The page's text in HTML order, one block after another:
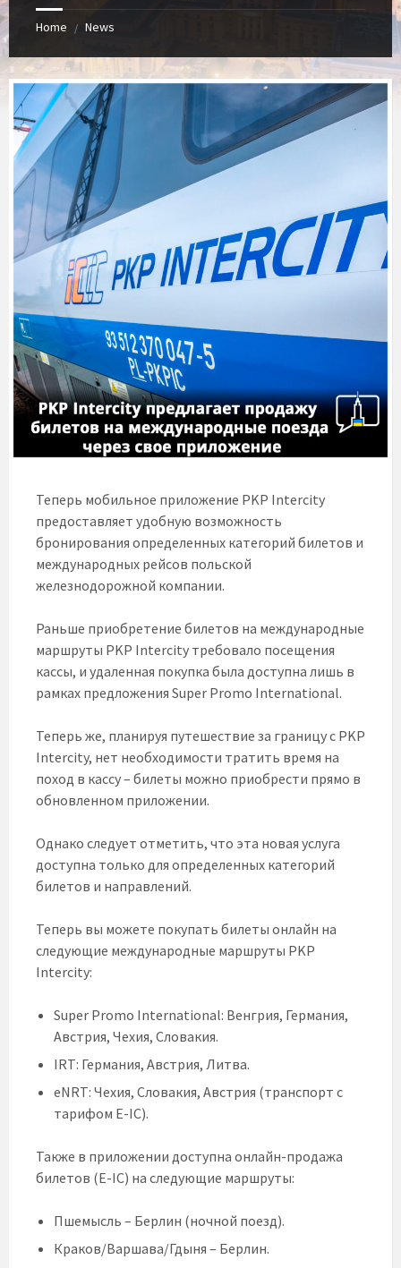
Home / News
Теперь мобильное приложение PKP Intercity
предоставляет удобную возможность
бронирования определенных категорий билетов и
международных рейсов польской
железнодорожной компании.
Раньше приобретение билетов на международные
маршруты PKP Intercity требовало посещения
кассы, и удаленная покупка была доступна лишь в
рамках предложения Super Promo International.
Теперь же, планируя путешествие за границу с PKP
Intercity, нет необходимости тратить время на
поход в кассу – билеты можно приобрести прямо в
обновленном приложении.
Однако следует отметить, что эта новая услуга
доступна только для определенных категорий
билетов и направлений.
Теперь вы можете покупать билеты онлайн на
следующие международные маршруты PKP
Intercity:
Super Promo International: Венгрия, Германия,
Австрия, Чехия, Словакия.
IRT: Германия, Австрия, Литва.
eNRT: Чехия, Словакия, Австрия (транспорт с
тарифом E-IC).
Также в приложении доступна онлайн-продажа
билетов (E-IC) на следующие маршруты:
Пшемысль – Берлин (ночной поезд).
Краков/Варшава/Гдыня – Берлин.